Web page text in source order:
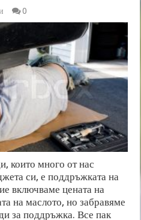
0
които много от нас
си, е поддръжката на
включваме цената на
на маслото, но забравяме
за поддръжка. Все пак